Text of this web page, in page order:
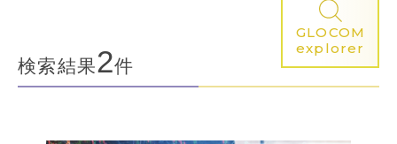
GLOCOM
explorer
検索結果2件